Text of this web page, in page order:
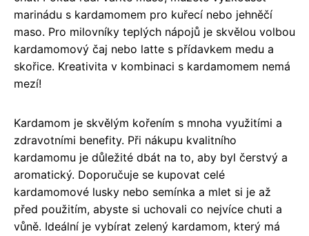
marinádu s kardamomem pro kuřecí nebo jehněčí
maso. Pro milovníky teplých nápojů je skvělou volbou
kardamomový čaj nebo latte s přídavkem medu a
skořice. Kreativita v kombinaci s kardamomem nemá
mezí!
Kardamom je skvělým kořením s mnoha využitími a
zdravotními benefity. Při nákupu kvalitního
kardamomu je důležité dbát na to, aby byl čerstvý a
aromatický. Doporučuje se kupovat celé
kardamomové lusky nebo semínka a mlet si je až
před použitím, abyste si uchovali co nejvíce chuti a
vůně. Ideální je vybírat zelený kardamom, který má